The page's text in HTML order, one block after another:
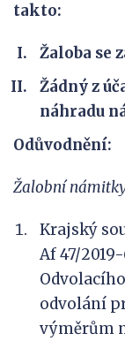
takto:
Žaloba se
Žádný z
náhradu
Odůvodnění:
Žalobní
Krajský
Af 47/
odvolání
výměrům